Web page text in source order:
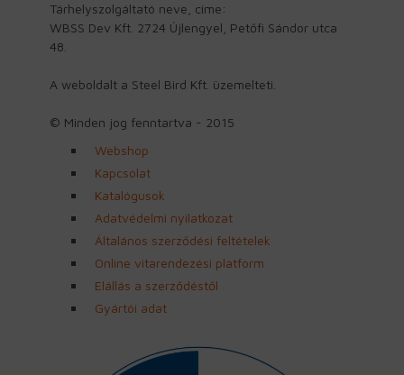
Tárhelyszolgáltató neve, címe:
WBSS Dev Kft. 2724 Újlengyel, Petőfi Sándor utca
48.
A weboldalt a Steel Bird Kft. üzemelteti.
© Minden jog fenntartva - 2015
Webshop
Kapcsolat
Katalógusok
Adatvédelmi nyilatkozat
Általános szerződési feltételek
Online vitarendezési platform
Elállás a szerződéstől
Gyártói adat